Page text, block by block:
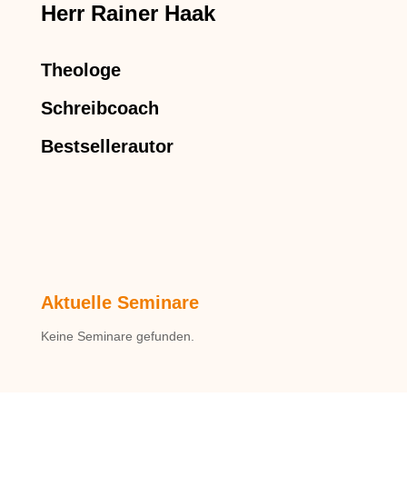
Herr Rainer Haak
Theologe
Schreibcoach
Bestsellerautor
Aktuelle Seminare
Keine Seminare gefunden.